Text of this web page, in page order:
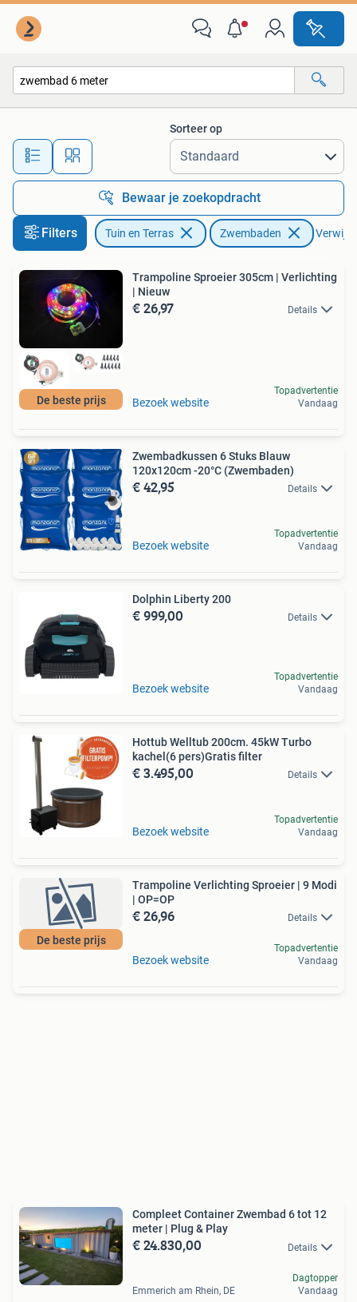
Alle afstanden…
Sorteer op
Bewaar je zoekopdracht
Filters Tuin en Terras Zwembaden
De beste prijs
Trampoline Sproeier 305cm | Verlichting
| Nieuw
€ 26,97 Details
Bezoek website
Topadvertentie
Vandaag
Zwembadkussen 6 Stuks Blauw
120x120cm -20°C (Zwembaden)
€ 42,95 Details
Bezoek website
Topadvertentie
Vandaag
Dolphin Liberty 200
€ 999,00 Details
Bezoek website
Topadvertentie
Vandaag
Hottub Welltub 200cm. 45kW Turbo
kachel(6 pers)Gratis filter
€ 3.495,00 Details
Bezoek website
Topadvertentie
Vandaag
De beste prijs
Trampoline Verlichting Sproeier | 9 Modi
| OP=OP
€ 26,96 Details
Bezoek website
Topadvertentie
Vandaag
Compleet Container Zwembad 6 tot 12
meter | Plug & Play
€ 24.830,00 Details
Emmerich am Rhein, DE
Dagtopper
Vandaag